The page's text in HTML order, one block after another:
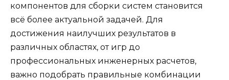
компонентов для сборки систем становится
всё более актуальной задачей. Для
достижения наилучших результатов в
различных областях, от игр до
профессиональных инженерных расчетов,
важно подобрать правильные комбинации